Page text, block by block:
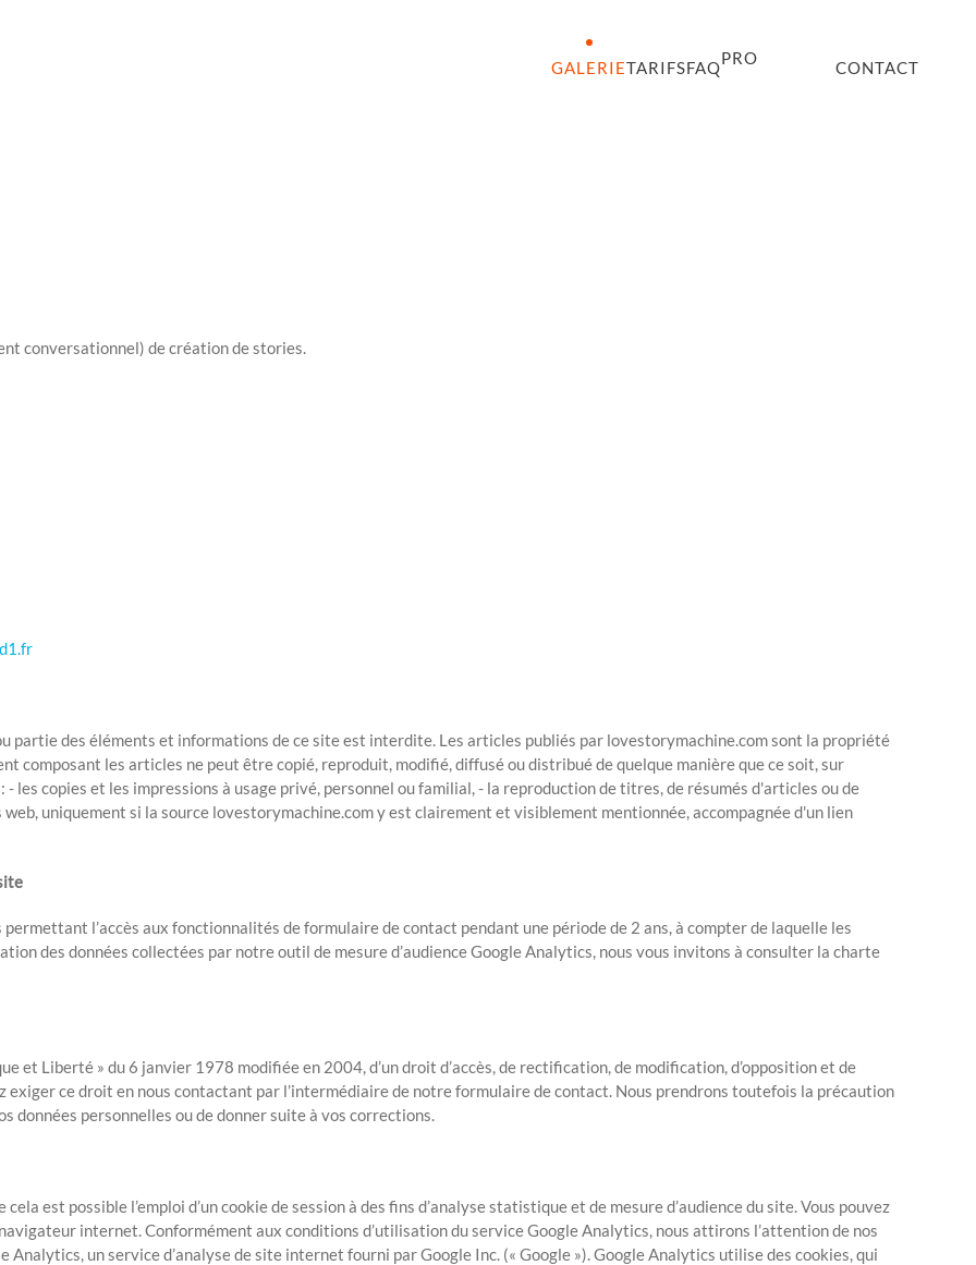
GALERIETARIFSFAQ
PRO
CONTACT
conversationnel) de création de stories.
partie des éléments et informations de ce site est interdite. Les articles publiés par lovestorymachine.com sont la propriété
composant les articles ne peut être copié, reproduit, modifié, diffusé ou distribué de quelque manière que ce soit, sur
les copies et les impressions à usage privé, personnel ou familial, - la reproduction de titres, de résumés d'articles ou de
uniquement si la source lovestorymachine.com y est clairement et visiblement mentionnée, accompagnée d'un lien
l’accès aux fonctionnalités de formulaire de contact pendant une période de 2 ans, à compter de laquelle les
des données collectées par notre outil de mesure d’audience Google Analytics, nous vous invitons à consulter la charte
et Liberté » du 6 janvier 1978 modifiée en 2004, d’un droit d’accès, de rectification, de modification, d’opposition et de
exiger ce droit en nous contactant par l’intermédiaire de notre formulaire de contact. Nous prendrons toutefois la précaution
données personnelles ou de donner suite à vos corrections.
est possible l’emploi d’un cookie de session à des fins d’analyse statistique et de mesure d’audience du site. Vous pouvez
internet. Conformément aux conditions d’utilisation du service Google Analytics, nous attirons l’attention de nos
un service d’analyse de site internet fourni par Google Inc. (« Google »). Google Analytics utilise des cookies, qui